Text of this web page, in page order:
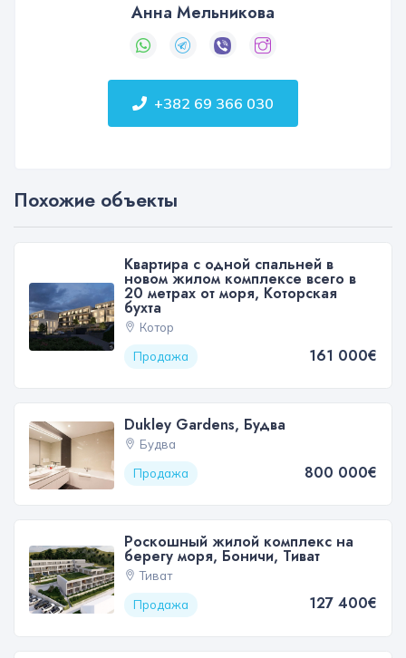
Анна Мельникова
+382 69 366 030
Похожие объекты
Квартира с одной спальней в
новом жилом комплексе всего в
20 метрах от моря, Которская
бухта
Котор
Продажа
161 000€
Dukley Gardens, Будва
Будва
Продажа
800 000€
Роскошный жилой комплекс на
берегу моря, Боничи, Тиват
Тиват
Продажа
127 400€